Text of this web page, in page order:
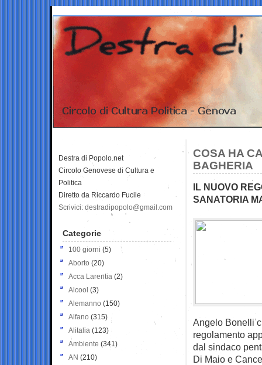
COSA HA
BAGHERIA
IL NUOVO
SANATORIA
Angelo Bonelli
regolamento
dal sindaco
Di Maio e
Destra di Popolo.net
Circolo Genovese di Cultura e
Politica
Diretto da Riccardo Fucile
Scrivici: destradipopolo@gmail.com
Categorie
100 giorni (5)
Aborto (20)
Acca Larentia (2)
Alcool (3)
Alemanno (150)
Alfano (315)
Alitalia (123)
Ambiente (341)
AN (210)